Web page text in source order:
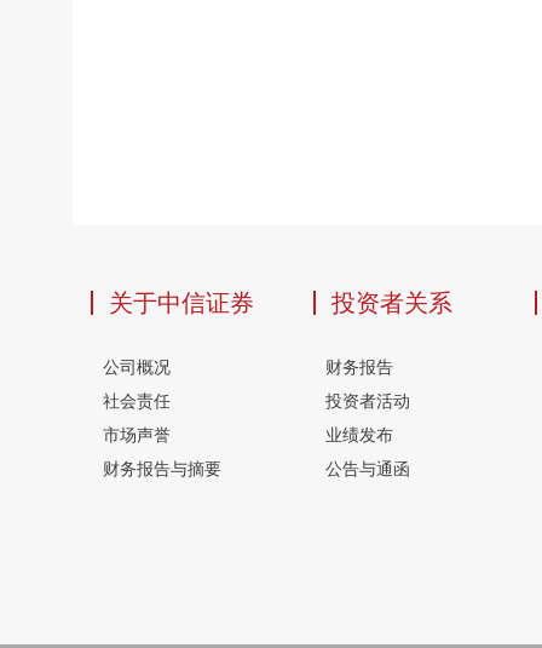
关于中信证券
公司概况
社会责任
市场声誉
财务报告与摘要
投资者关系
财务报告
投资者活动
业绩发布
公告与通函